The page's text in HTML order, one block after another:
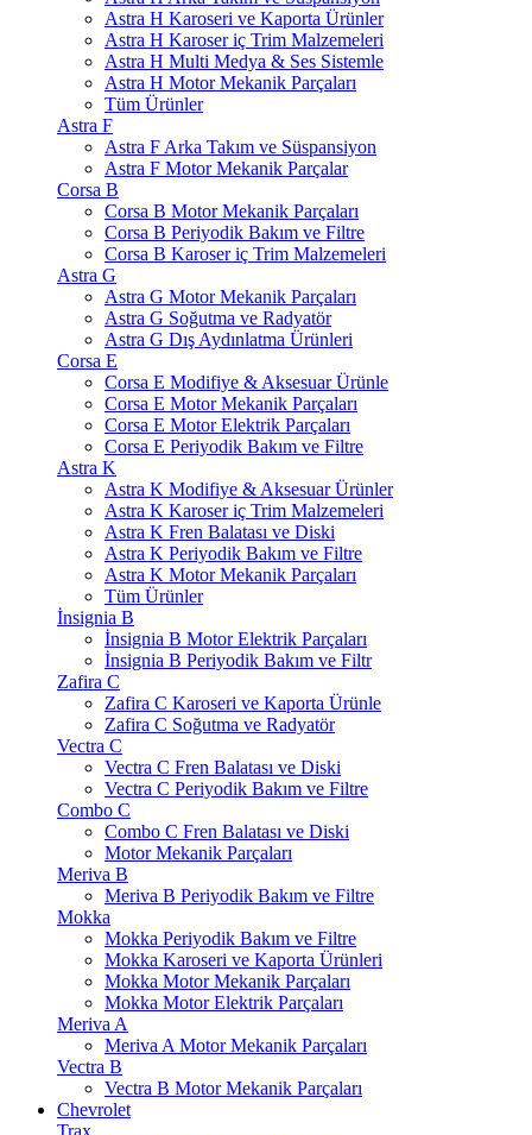
Astra H Karoseri ve Kaporta Ürünler
Astra H Karoser iç Trim Malzemeleri
Astra H Multi Medya & Ses Sistemle
Astra H Motor Mekanik Parçaları
Tüm Ürünler
Astra F
Astra F Arka Takım ve Süspansiyon
Astra F Motor Mekanik Parçalar
Corsa B
Corsa B Motor Mekanik Parçaları
Corsa B Periyodik Bakım ve Filtre
Corsa B Karoser iç Trim Malzemeleri
Astra G
Astra G Motor Mekanik Parçaları
Astra G Soğutma ve Radyatör
Astra G Dış Aydınlatma Ürünleri
Corsa E
Corsa E Modifiye & Aksesuar Ürünle
Corsa E Motor Mekanik Parçaları
Corsa E Motor Elektrik Parçaları
Corsa E Periyodik Bakım ve Filtre
Astra K
Astra K Modifiye & Aksesuar Ürünler
Astra K Karoser iç Trim Malzemeleri
Astra K Fren Balatası ve Diski
Astra K Periyodik Bakım ve Filtre
Astra K Motor Mekanik Parçaları
Tüm Ürünler
İnsignia B
İnsignia B Motor Elektrik Parçaları
İnsignia B Periyodik Bakım ve Filtr
Zafira C
Zafira C Karoseri ve Kaporta Ürünle
Zafira C Soğutma ve Radyatör
Vectra C
Vectra C Fren Balatası ve Diski
Vectra C Periyodik Bakım ve Filtre
Combo C
Combo C Fren Balatası ve Diski
Motor Mekanik Parçaları
Meriva B
Meriva B Periyodik Bakım ve Filtre
Mokka
Mokka Periyodik Bakım ve Filtre
Mokka Karoseri ve Kaporta Ürünleri
Mokka Motor Mekanik Parçaları
Mokka Motor Elektrik Parçaları
Meriva A
Meriva A Motor Mekanik Parçaları
Vectra B
Vectra B Motor Mekanik Parçaları
Chevrolet
Trax